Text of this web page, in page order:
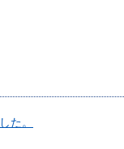
た。